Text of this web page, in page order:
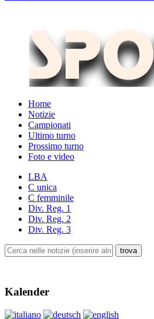
Home
Notizie
Campionati
Ultimo turno
Prossimo turno
Foto e video
LBA
C unica
C femminile
Div. Reg. 1
Div. Reg. 2
Div. Reg. 3
Kalender